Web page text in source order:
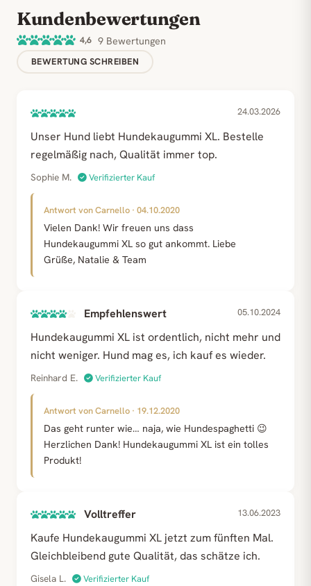
Kundenbewertungen
4,6 9 Bewertungen
BEWERTUNG SCHREIBEN
24.03.2026
Unser Hund liebt Hundekaugummi XL. Bestelle
regelmäßig nach, Qualität immer top.
Sophie M. Verifizierter Kauf
Antwort von Carnello · 04.10.2020
Vielen Dank! Wir freuen uns dass
Hundekaugummi XL so gut ankommt. Liebe
Grüße, Natalie & Team
Empfehlenswert 05.10.2024
Hundekaugummi XL ist ordentlich, nicht mehr und
nicht weniger. Hund mag es, ich kauf es wieder.
Reinhard E. Verifizierter Kauf
Antwort von Carnello · 19.12.2020
Das geht runter wie… naja, wie Hundespaghetti 😉
Herzlichen Dank! Hundekaugummi XL ist ein tolles
Produkt!
Volltreffer 13.06.2023
Kaufe Hundekaugummi XL jetzt zum fünften Mal.
Gleichbleibend gute Qualität, das schätze ich.
Gisela L. Verifizierter Kauf